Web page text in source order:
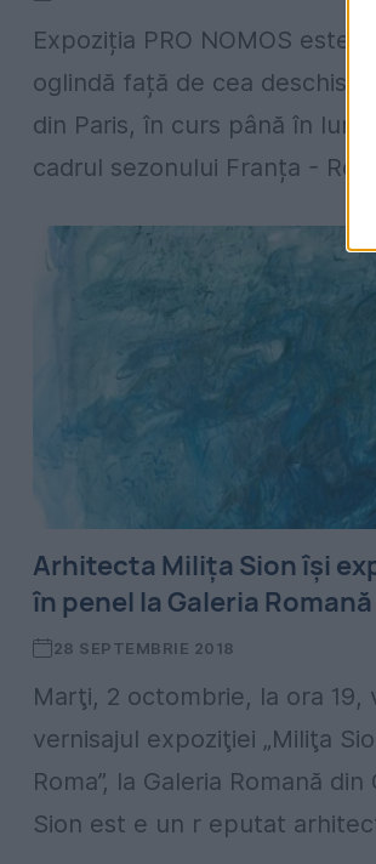
Expoziția PRO NOMOS este
oglindă față de cea deschisă
din Paris, în curs până în luna
cadrul sezonului Franța -
Arhitecta Miliţa Sion îşi
în penel la Galeria Romană
28 SEPTEMBRIE 2018
Marţi, 2 octombrie, la ora 19,
vernisajul expoziţiei „Miliţa
Roma”, la Galeria Romană
Sion est e un r eputat